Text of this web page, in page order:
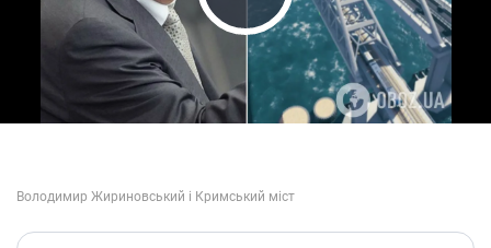
Play Video